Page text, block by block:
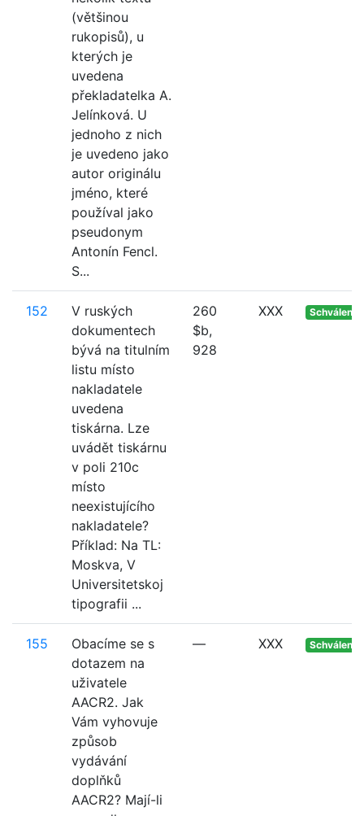
(většinou
rukopisů), u
kterých je
uvedena
překladatelka A.
Jelínková. U
jednoho z nich
je uvedeno jako
autor originálu
jméno, které
používal jako
pseudonym
Antonín Fencl.
S...
152
V ruských
dokumentech
bývá na titulním
listu místo
nakladatele
uvedena
tiskárna. Lze
uvádět tiskárnu
v poli 210c
místo
neexistujícího
nakladatele?
Příklad: Na TL:
Moskva, V
Universitetskoj
tipografii ...
260
$b,
928
XXX Schváleno
155
Obacíme se s
dotazem na
uživatele
AACR2. Jak
Vám vyhovuje
způsob
vydávání
doplňků
AACR2? Mají-li
— XXX Schváleno